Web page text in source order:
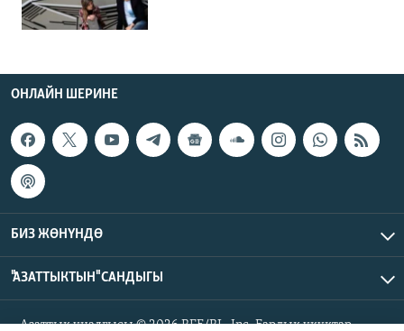
ОНЛАЙН ШЕРИНЕ
БИЗ ЖӨНҮНДӨ
"АЗАТТЫКТЫН" САНДЫГЫ
Азаттык үналгысы © 2026 RFE/RL, Inc. Бардык укуктар